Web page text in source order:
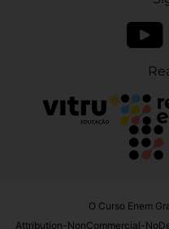
O Curso Enem
Attribution-NonCommercial-